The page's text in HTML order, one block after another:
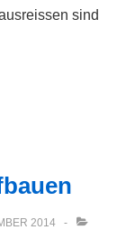
sind
2014